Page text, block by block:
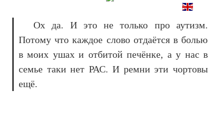
Ох да. И это не только про аутизм.
Потому что каждое слово отдаётся в болью
в моих ушах и отбитой печёнке, а у нас в
семье таки нет РАС. И ремни эти чортовы
ещё.